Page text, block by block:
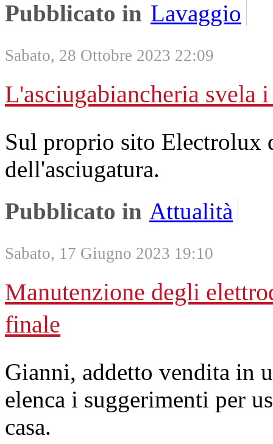
Pubblicato in Lavaggio
Sabato, 28 Ottobre 2023 22:09
L'asciugabiancheria svela
Sul proprio sito Electrolux
dell'asciugatura.
Pubblicato in Attualità
Sabato, 17 Giugno 2023 19:10
Manutenzione degli
finale
Gianni, addetto vendita in
elenca i suggerimenti per
casa.